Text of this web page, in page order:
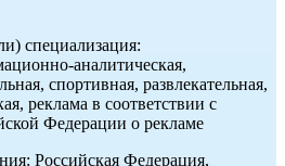
специализация:
аналитическая,
спортивная, развлекательная,
реклама в соответствии с
Федерации о рекламе
Российская Федерация,